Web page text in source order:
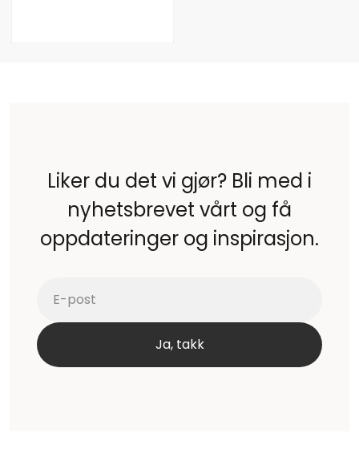
Liker du det vi gjør? Bli med i
nyhetsbrevet vårt og få
oppdateringer og inspirasjon.